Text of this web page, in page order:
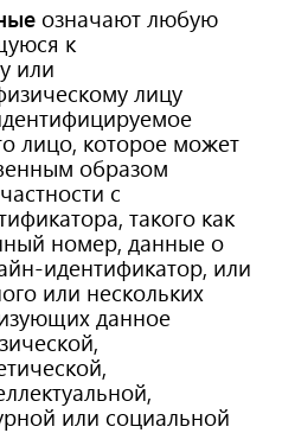
означают любую
к
или
лицу
лицо, которое может
образом
с
такого как
номер, данные о
идентификатор, или
или нескольких
данное
или социальной